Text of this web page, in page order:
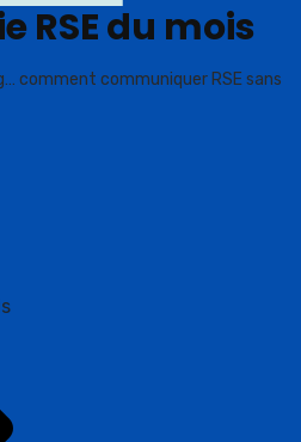
RSE du mois
comment communiquer RSE sans